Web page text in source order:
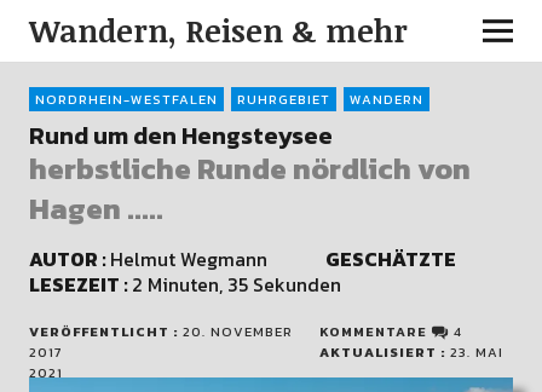
Wandern, Reisen & mehr
NORDRHEIN-WESTFALEN RUHRGEBIET WANDERN
Rund um den Hengsteysee
herbstliche Runde nördlich von
Hagen .....
AUTOR :Helmut Wegmann GESCHÄTZTE
LESEZEIT :2 Minuten, 35 Sekunden
VERÖFFENTLICHT : 20. NOVEMBER
2017
KOMMENTARE
4
AKTUALISIERT :23. MAI
2021